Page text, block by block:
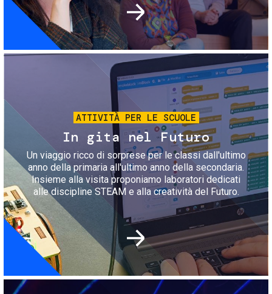
Immagine
ATTIVITÀ PER LE SCUOLE
In gita nel Futuro
Un viaggio ricco di sorprese per le classi dall'ultimo
anno della primaria all'ultimo anno della secondaria.
Insieme alla visita proponiamo laboratori dedicati
alle discipline STEAM e alla creatività del Futuro.
Immagine